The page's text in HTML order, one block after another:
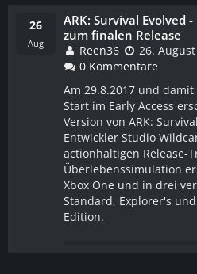
26
Aug
ARK: Survival Evolved
zum finalen Release
Reen36 26.
0 Kommentare
Am 29.8.2017 und
Start im Early Access
Version von ARK:
Entwickler Studio
actionhaltigen Release-
Überlebenssimulation
Xbox One und in drei
Standard, Explorer's
Edition.